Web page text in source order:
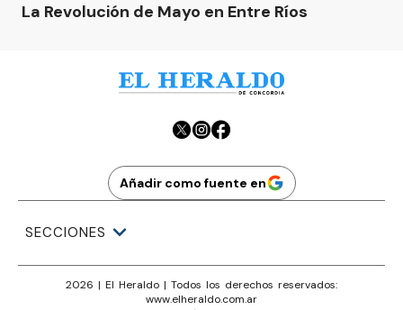
La Revolución de Mayo en Entre Ríos
Añadir como fuente en
SECCIONES
2026 | El Heraldo | Todos los derechos reservados:
www.elheraldo.com.ar